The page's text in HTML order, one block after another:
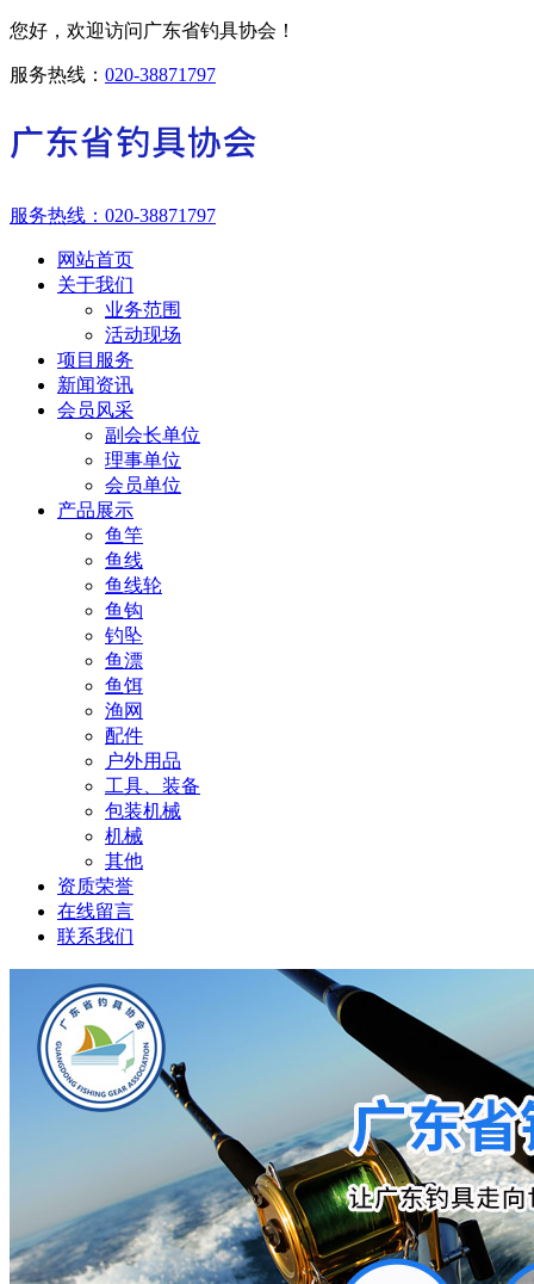
您好，欢迎访问广东省钓具协会！
服务热线： 020-38871797
服务热线： 020-38871797
网站首页
关于我们
业务范围
活动现场
项目服务
新闻资讯
会员风采
副会长单位
理事单位
会员单位
产品展示
鱼竿
鱼线
鱼线轮
鱼钩
钓坠
鱼漂
鱼饵
渔网
配件
户外用品
工具、装备
包装机械
机械
其他
资质荣誉
在线留言
联系我们